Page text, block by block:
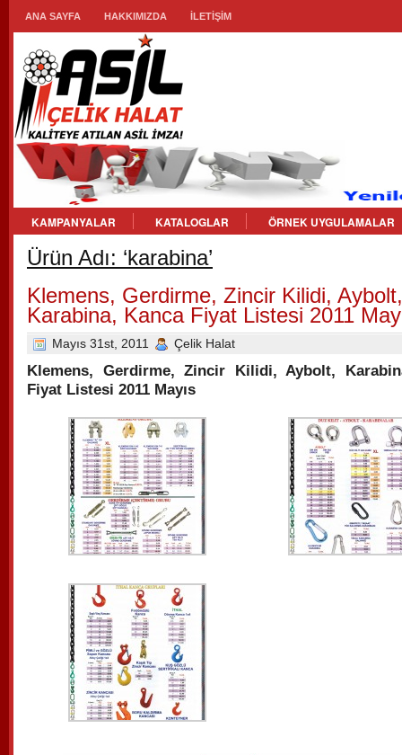
ANA SAYFA HAKKIMIZDA İLETİŞİM
KAMPANYALAR KATALOGLAR ÖRNEK UYGULAMALAR
Ürün Adı: ‘karabina’
Klemens, Gerdirme, Zincir Kilidi, Aybolt,
Karabina, Kanca Fiyat Listesi 2011
Mayıs 31st, 2011 Çelik Halat
Klemens, Gerdirme, Zincir Kilidi, Aybolt,
Fiyat Listesi 2011 Mayıs